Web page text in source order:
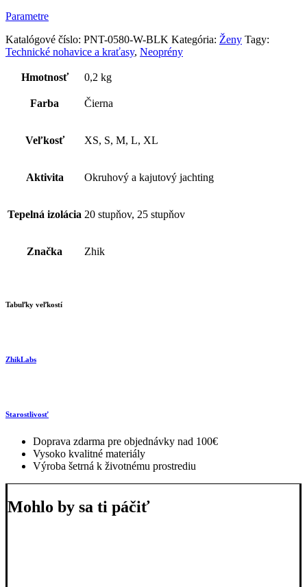
Parametre
Katalógové číslo: PNT-0580-W-BLK Kategória: Ženy Tagy:
Technické nohavice a kraťasy, Neoprény
Hmotnosť 0,2 kg
Farba Čierna
Veľkosť XS, S, M, L, XL
Aktivita Okruhový a kajutový jachting
Tepelná izolácia 20 stupňov, 25 stupňov
Značka Zhik
Tabuľky veľkostí
ZhikLabs
Starostlivosť
Doprava zdarma pre objednávky nad 100€
Vysoko kvalitné materiály
Výroba šetrná k životnému prostrediu
Mohlo by sa ti páčiť